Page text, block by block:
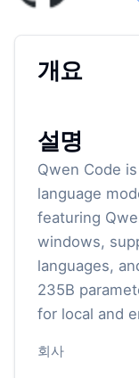
개요
설명
Qwen Code
language
featuring
windows,
languages,
235B
for local and
회사